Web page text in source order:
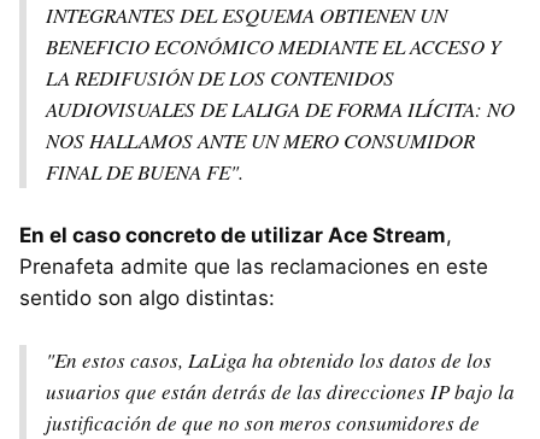
INTEGRANTES DEL ESQUEMA OBTIENEN UN
BENEFICIO ECONÓMICO MEDIANTE EL ACCESO Y
LA REDIFUSIÓN DE LOS CONTENIDOS
AUDIOVISUALES DE LALIGA DE FORMA ILÍCITA: NO
NOS HALLAMOS ANTE UN MERO CONSUMIDOR
FINAL DE BUENA FE".
En el caso concreto de utilizar Ace Stream,
Prenafeta admite que las reclamaciones en este
sentido son algo distintas:
"En estos casos, LaLiga ha obtenido los datos de los
usuarios que están detrás de las direcciones IP bajo la
justificación de que no son meros consumidores de